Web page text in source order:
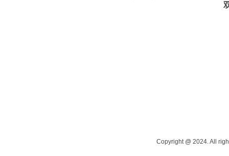
Copyright @ 2024. All